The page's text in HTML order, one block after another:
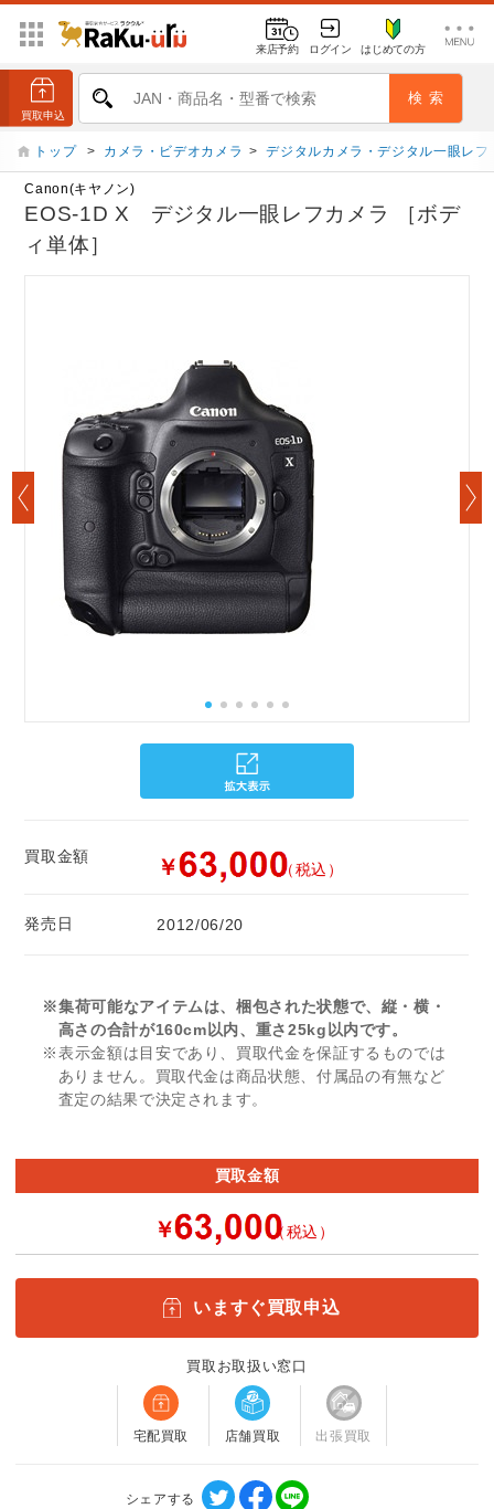
来店予約 ログイン はじめての方
トップ > カメラ・ビデオカメラ > デジタルカメラ・デジタル一眼レフ
Canon(キヤノン)
EOS-1D X デジタル一眼レフカメラ ［ボデ
ィ単体］
買取金額 ￥ （税込）
発売日 2012/06/20
※集荷可能なアイテムは、梱包された状態で、縦・横・
高さの合計が160cm以内、重さ25kg以内です。
※表示金額は目安であり、買取代金を保証するものでは
ありません。買取代金は商品状態、付属品の有無など
査定の結果で決定されます。
買取金額
￥ （税込）
いますぐ買取申込
買取お取扱い窓口
宅配買取 店舗買取 出張買取
シェアする